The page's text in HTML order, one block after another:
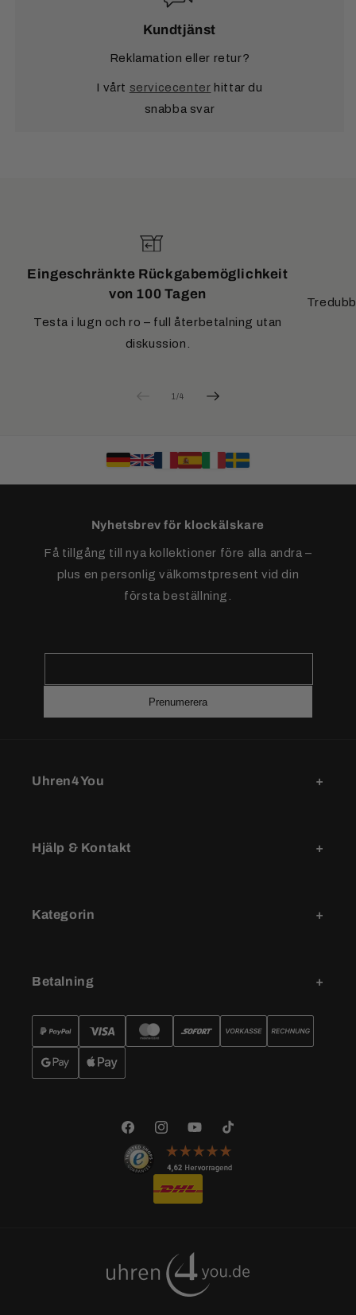
Kundtjänst
Reklamation eller retur?
I vårt servicecenter hittar du
snabba svar
Eingeschränkte Rückgabemöglichkeit
von 100 Tagen
Testa i lugn och ro – full återbetalning utan
diskussion.
1/av
4
Nyhetsbrev för klockälskare
Få tillgång till nya kollektioner före alla andra –
plus en personlig välkomstpresent vid din
första beställning.
Prenumerera
Uhren4You
Hjälp & Kontakt
Kategorin
Betalning
FacebookInstagramYouTubeTikTok